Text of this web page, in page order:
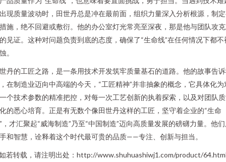
现质量波动时，田世丹总是冲在最前面，组织力量深入分析根源，制
施，绝不回避或敷衍。他的办公室灯光常亮至深夜，那是他与团队攻
见证。这种对问题负责到底的态度，确保了“生命线”在任何情况下都不
。
丹的工匠之路，是一条用技术开发筑牢质量基石的道路。他的故事告
在制造业迈向中高端的今天，“工匠精神”并非抽象的概念，它具体化为
个技术参数的精准把控，对每一次工艺创新的执着探索，以及对团队
的悉心培育。正是有无数个像田世丹这样的工匠，坚守着企业的“生命
，才汇聚起“威海制造”乃至“中国制造”迈向高质量发展的磅礴力量。他
和智慧，诠释着这个时代最可贵的品质——专注、创新与担当。
若转载，请注明出处：http://www.shuhuashiwj1.com/product/